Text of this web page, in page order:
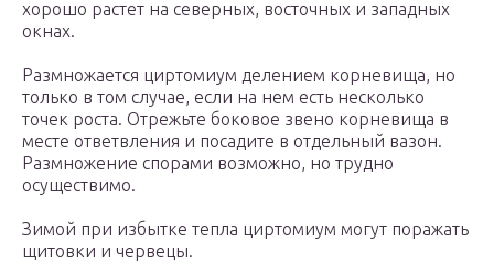
хорошо растет на северных, восточных и западных
окнах.
Размножается циртомиум делением корневища, но
только в том случае, если на нем есть несколько
точек роста. Отрежьте боковое звено корневища в
месте ответвления и посадите в отдельный вазон.
Размножение спорами возможно, но трудно
осуществимо.
Зимой при избытке тепла циртомиум могут поражать
щитовки и червецы.